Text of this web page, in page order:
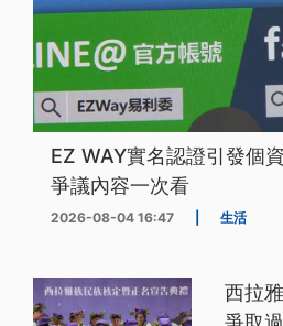
EZ WAY實名認證引發個
爭議內容一次看
2026-08-04 16:47 生活
西拉